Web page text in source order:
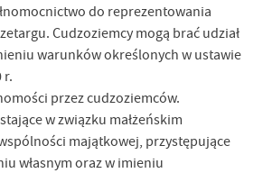
do reprezentowania
Cudzoziemcy mogą brać udział
warunków określonych w ustawie
r.
przez cudzoziemców.
w związku małżeńskim
majątkowej, przystępujące
własnym oraz w imieniu